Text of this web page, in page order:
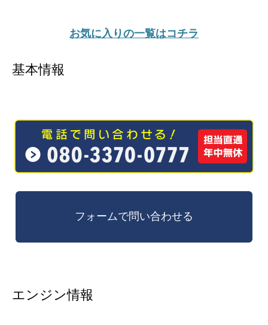
お気に入りの一覧はコチラ
基本情報
エンジン情報